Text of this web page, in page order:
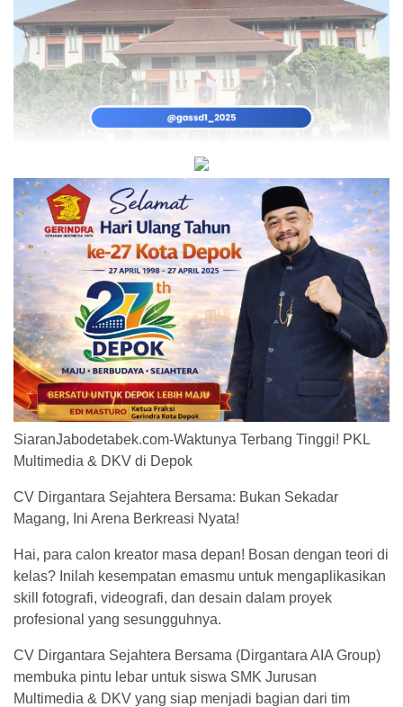
SiaranJabodetabek.com-Waktunya Terbang Tinggi! PKL
Multimedia & DKV di Depok
CV Dirgantara Sejahtera Bersama: Bukan Sekadar
Magang, Ini Arena Berkreasi Nyata!
Hai, para calon kreator masa depan! Bosan dengan teori di
kelas? Inilah kesempatan emasmu untuk mengaplikasikan
skill fotografi, videografi, dan desain dalam proyek
profesional yang sesungguhnya.
CV Dirgantara Sejahtera Bersama (Dirgantara AIA Group)
membuka pintu lebar untuk siswa SMK Jurusan
Multimedia & DKV yang siap menjadi bagian dari tim